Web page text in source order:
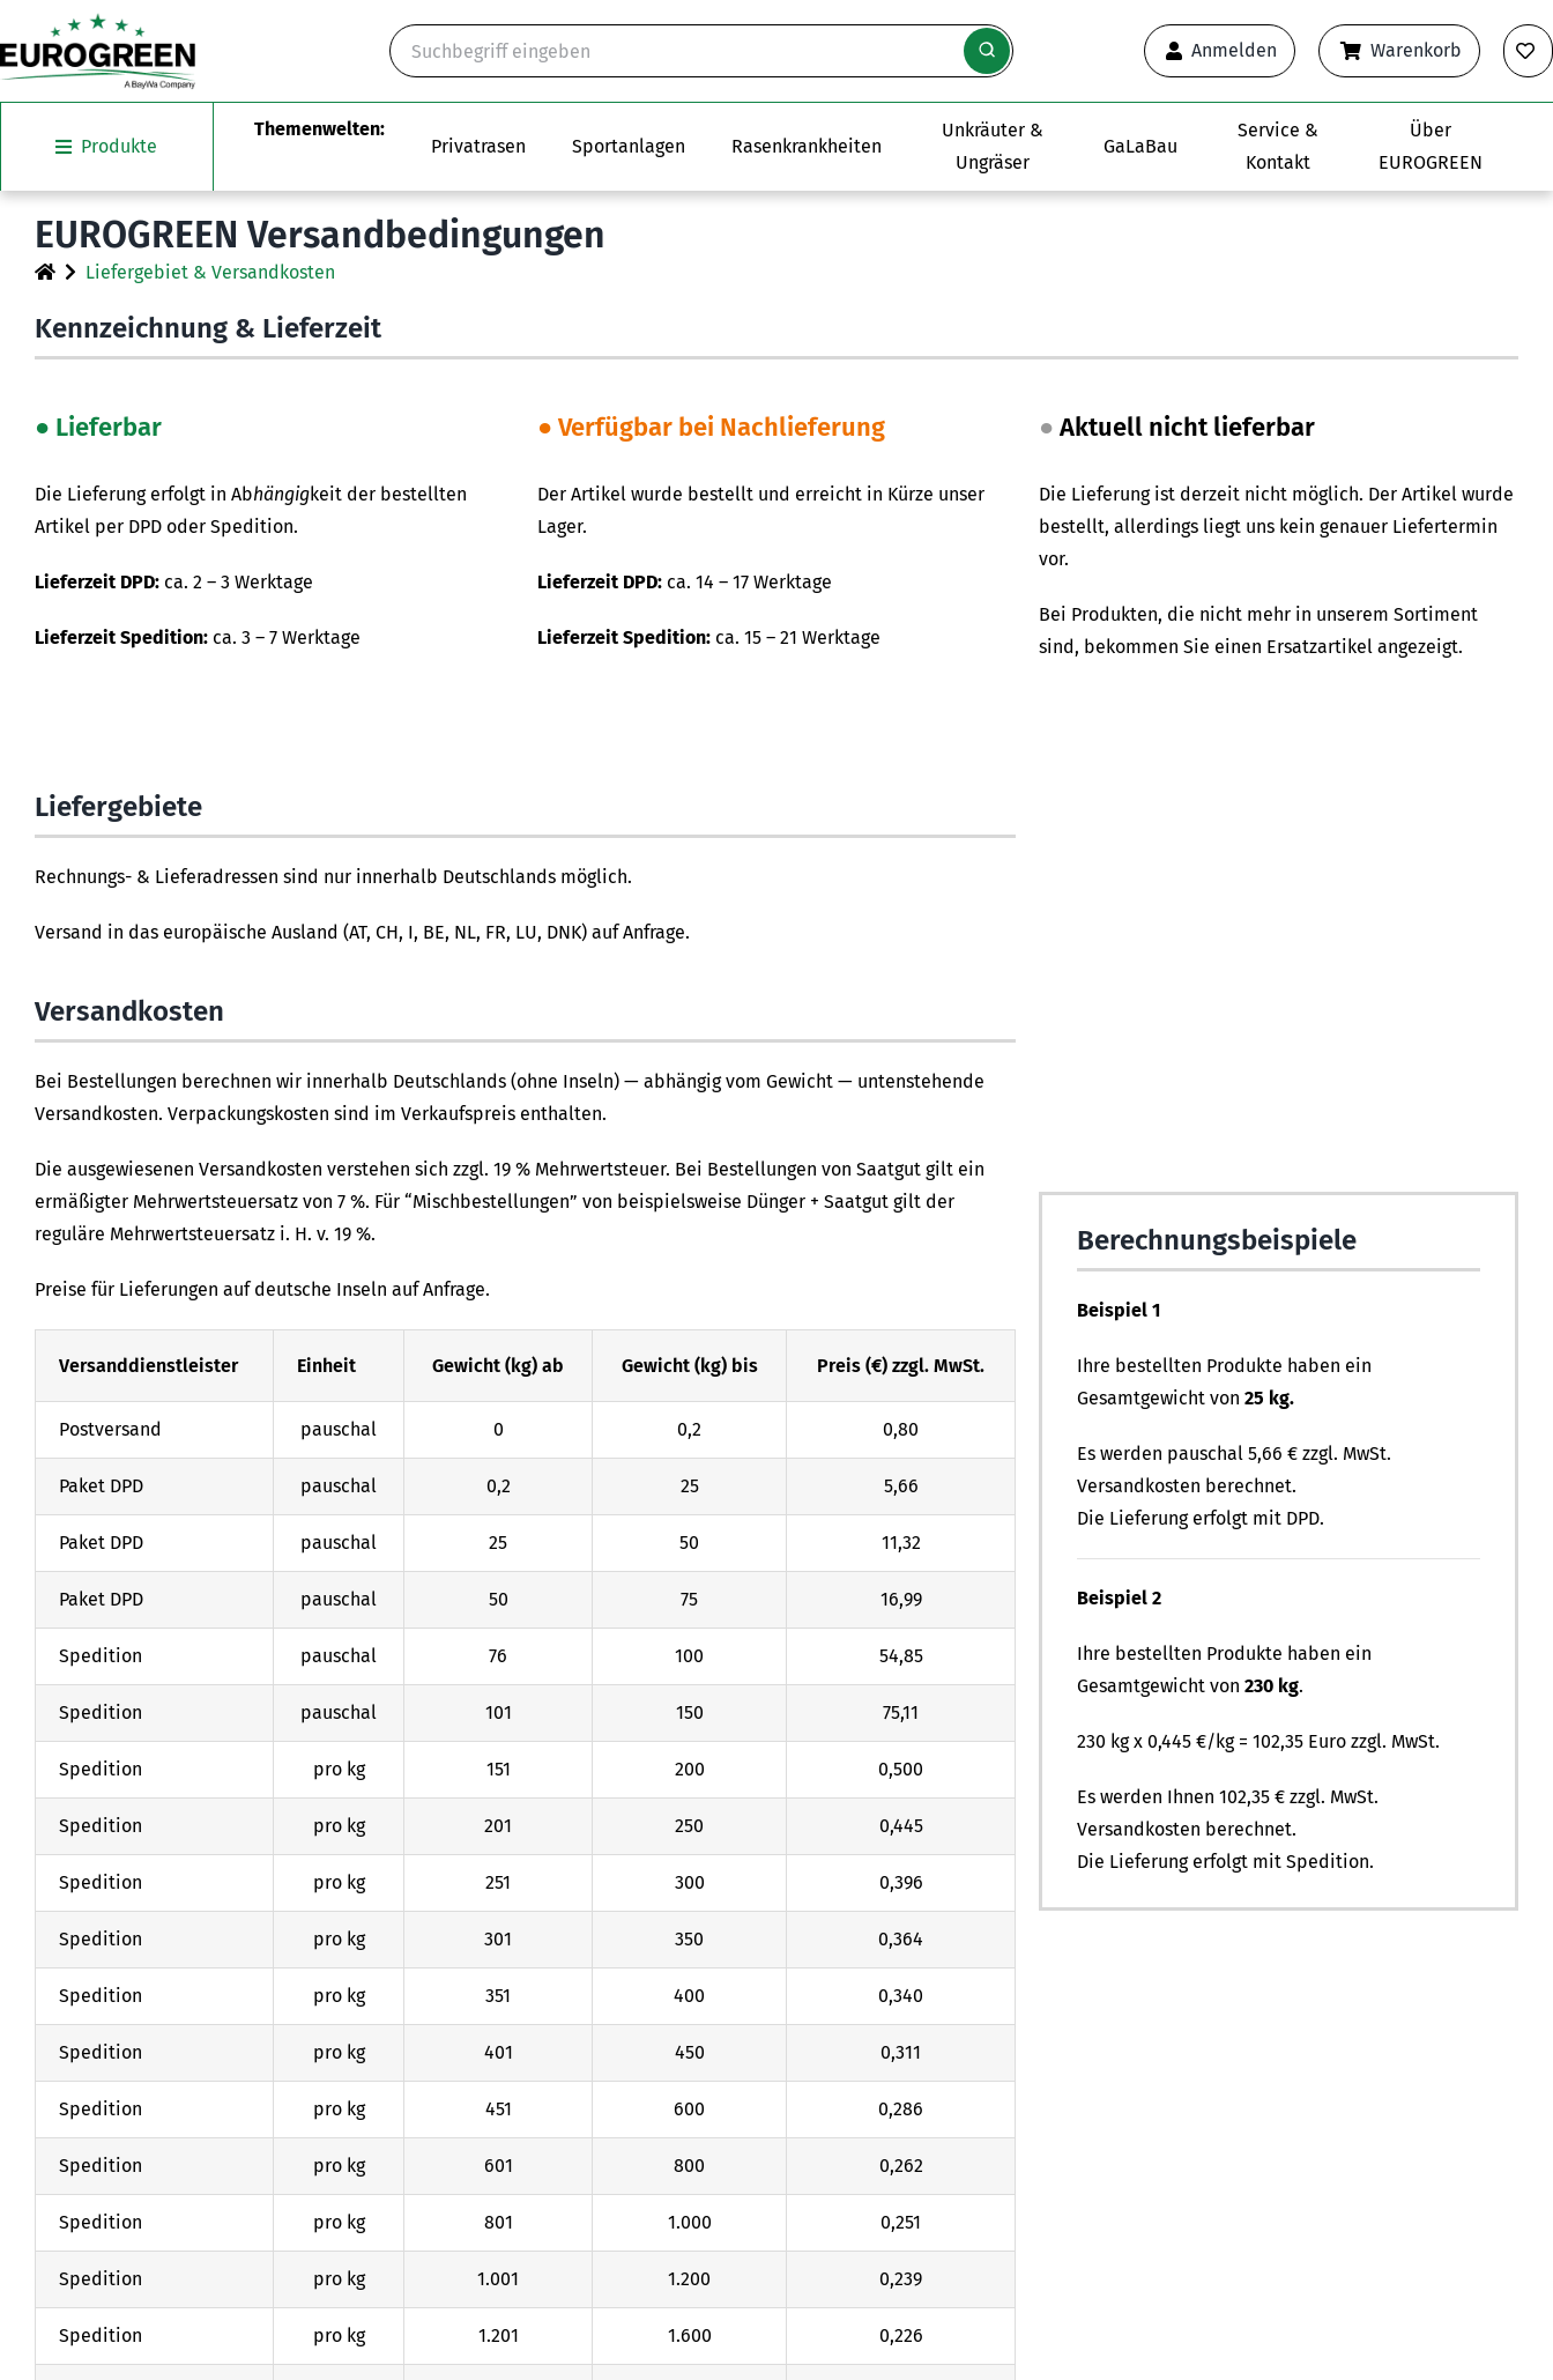
to
content
Suche
Anmelden Warenkorb
Produkte Privatrasen Sportanlagen Rasenkrankheiten
Unkräuter &
Ungräser
GaLaBau
Service &
Kontakt
Über
EUROGREEN
EUROGREEN Versandbedingungen
Liefergebiet & Versandkosten
Kennzeichnung & Lieferzeit
● Lieferbar
Die Lieferung erfolgt in Abhängigkeit der bestellten
Artikel per DPD oder Spedition.
Lieferzeit DPD: ca. 2 – 3 Werktage
Lieferzeit Spedition: ca. 3 – 7 Werktage
● Verfügbar bei Nachlieferung
Der Artikel wurde bestellt und erreicht in Kürze unser
Lager.
Lieferzeit DPD: ca. 14 – 17 Werktage
Lieferzeit Spedition: ca. 15 – 21 Werktage
● Aktuell nicht lieferbar
Die Lieferung ist derzeit nicht möglich. Der Artikel wurde
bestellt, allerdings liegt uns kein genauer Liefertermin
vor.
Bei Produkten, die nicht mehr in unserem Sortiment
sind, bekommen Sie einen Ersatzartikel angezeigt.
Liefergebiete
Rechnungs- & Lieferadressen sind nur innerhalb Deutschlands möglich.
Versand in das europäische Ausland (AT, CH, I, BE, NL, FR, LU, DNK) auf Anfrage.
Versandkosten
Bei Bestellungen berechnen wir innerhalb Deutschlands (ohne Inseln) — abhängig vom Gewicht — untenstehende
Versandkosten. Verpackungskosten sind im Verkaufspreis enthalten.
Die ausgewiesenen Versandkosten verstehen sich zzgl. 19 % Mehrwertsteuer. Bei Bestellungen von Saatgut gilt ein
ermäßigter Mehrwertsteuersatz von 7 %. Für “Mischbestellungen” von beispielsweise Dünger + Saatgut gilt der
reguläre Mehrwertsteuersatz i. H. v. 19 %.
Preise für Lieferungen auf deutsche Inseln auf Anfrage.
Versanddienstleister Einheit Gewicht (kg) ab Gewicht (kg) bis Preis (€) zzgl. MwSt.
Postversand pauschal 0 0,2 0,80
Paket DPD pauschal 0,2 25 5,66
Paket DPD pauschal 25 50 11,32
Paket DPD pauschal 50 75 16,99
Spedition pauschal 76 100 54,85
Spedition pauschal 101 150 75,11
Spedition pro kg 151 200 0,500
Spedition pro kg 201 250 0,445
Spedition pro kg 251 300 0,396
Spedition pro kg 301 350 0,364
Spedition pro kg 351 400 0,340
Spedition pro kg 401 450 0,311
Spedition pro kg 451 600 0,286
Spedition pro kg 601 800 0,262
Spedition pro kg 801 1.000 0,251
Spedition pro kg 1.001 1.200 0,239
Spedition pro kg 1.201 1.600 0,226
Berechnungsbeispiele
Beispiel 1
Ihre bestellten Produkte haben ein
Gesamtgewicht von25 kg.
Es werden pauschal 5,66 € zzgl. MwSt.
Versandkosten berechnet.
Die Lieferung erfolgt mit DPD.
Beispiel 2
Ihre bestellten Produkte haben ein
Gesamtgewicht von230 kg.
230 kg x 0,445 €/kg = 102,35 Euro zzgl. MwSt.
Es werden Ihnen 102,35 € zzgl. MwSt.
Versandkosten berechnet.
Die Lieferung erfolgt mit Spedition.